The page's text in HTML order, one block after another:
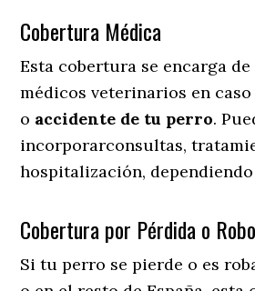
Cobertura Médica
Esta cobertura se encarga
médicos veterinarios en caso
o accidente de tu perro.
incorporarconsultas,
hospitalización,
Cobertura por Pérdida o Robo
Si tu perro se pierde o es